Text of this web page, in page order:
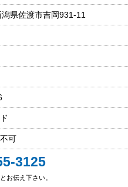
県佐渡市吉岡931-11
可
3125
お伝え下さい。